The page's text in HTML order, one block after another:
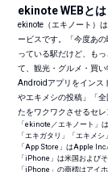
ekinote WEBとは
ekinote（エキノート）
ービスです。「今度あ
っている駅だけど、も
て、観光・グルメ・買
Androidアプリをインス
やエキメシの投稿」「
たをワクワクさせるセ
「ekinote／エキノート」
「エキガタリ」「エキメ
「App Store」はApple
「iPhone」は米国および
「iPhone」の商標はアイ